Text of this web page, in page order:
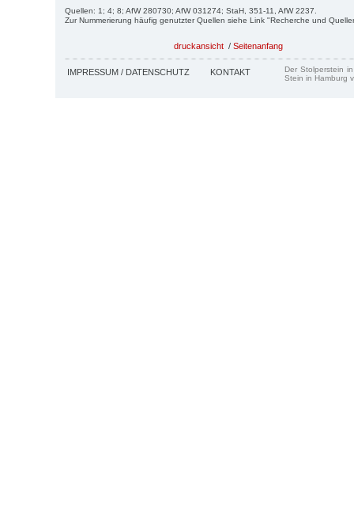
Quellen: 1; 4; 8; AfW 280730; AfW 031274; StaH, 351-11, AfW 2237.
Zur Nummerierung häufig genutzter Quellen siehe Link "Recherche und
druckansicht / Seitenanfang
IMPRESSUM / DATENSCHUTZ KONTAKT
Der Stolperstein
Stein in Hamburg